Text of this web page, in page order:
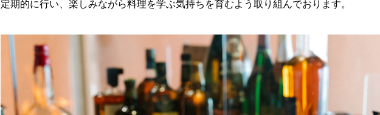
定期的に行い、楽しみながら料理を学ぶ気持ちを育むよう取り組んでおります。